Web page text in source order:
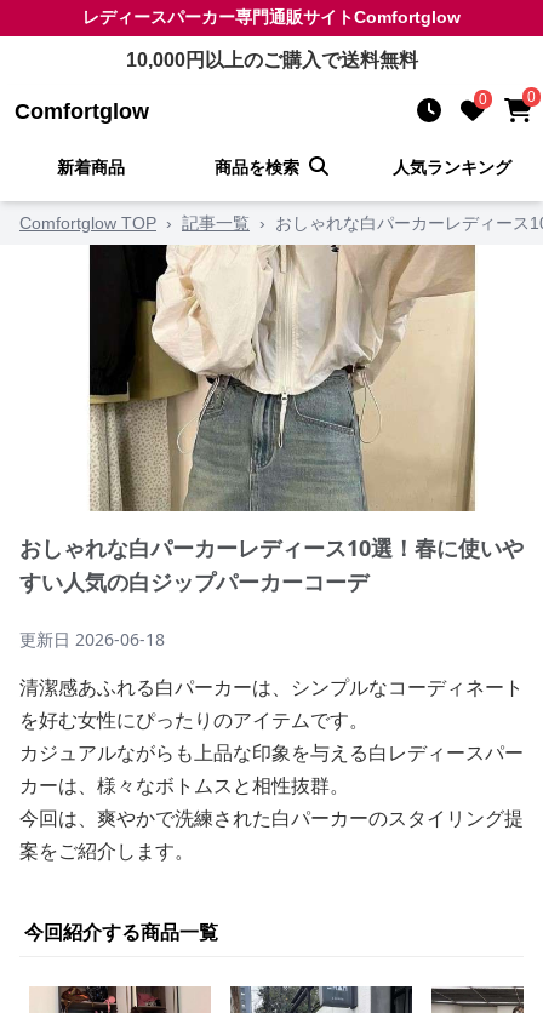
レディースパーカー専門通販サイトComfortglow
10,000円以上のご購入で送料無料
Comfortglow 0 0
新着商品 商品を検索 人気ランキング
Comfortglow TOP › 記事一覧 › おしゃれな白パーカーレディース
おしゃれな白パーカーレディース10選！春に使いや
すい人気の白ジップパーカーコーデ
更新日 2026-06-18
清潔感あふれる白パーカーは、シンプルなコーディネート
を好む女性にぴったりのアイテムです。
カジュアルながらも上品な印象を与える白レディースパー
カーは、様々なボトムスと相性抜群。
今回は、爽やかで洗練された白パーカーのスタイリング提
案をご紹介します。
今回紹介する商品一覧